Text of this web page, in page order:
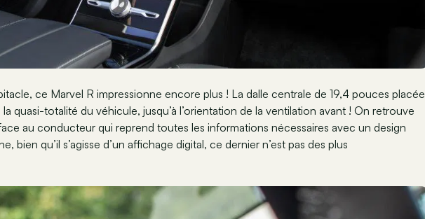
ce Marvel R impressionne encore plus ! La dalle centrale de 19,4 pouces placée
quasi-totalité du véhicule, jusqu’à l’orientation de la ventilation avant ! On retrouve
au conducteur qui reprend toutes les informations nécessaires avec un design
bien qu’il s’agisse d’un affichage digital, ce dernier n’est pas des plus